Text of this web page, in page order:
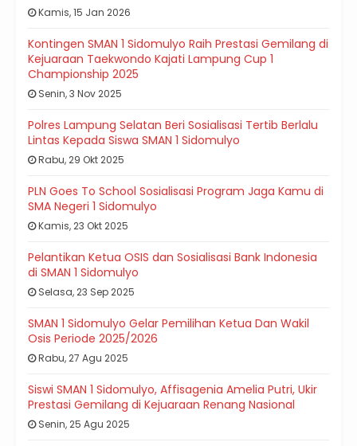
Kamis, 15 Jan 2026
Kontingen SMAN 1 Sidomulyo Raih Prestasi Gemilang di
Kejuaraan Taekwondo Kajati Lampung Cup 1
Championship 2025
Senin, 3 Nov 2025
Polres Lampung Selatan Beri Sosialisasi Tertib Berlalu
Lintas Kepada Siswa SMAN 1 Sidomulyo
Rabu, 29 Okt 2025
PLN Goes To School Sosialisasi Program Jaga Kamu di
SMA Negeri 1 Sidomulyo
Kamis, 23 Okt 2025
Pelantikan Ketua OSIS dan Sosialisasi Bank Indonesia
di SMAN 1 Sidomulyo
Selasa, 23 Sep 2025
SMAN 1 Sidomulyo Gelar Pemilihan Ketua Dan Wakil
Osis Periode 2025/2026
Rabu, 27 Agu 2025
Siswi SMAN 1 Sidomulyo, Affisagenia Amelia Putri, Ukir
Prestasi Gemilang di Kejuaraan Renang Nasional
Senin, 25 Agu 2025